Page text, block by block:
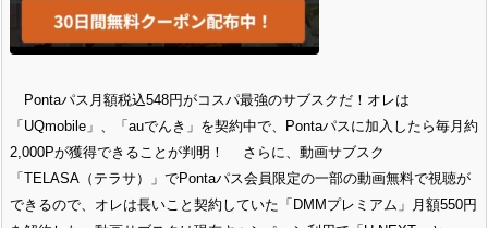
Pontaパス月額税込548円がコスパ最強のサブスクだ！オレは
「UQmobile」、「auでんき」を契約中で、Pontaパスに加入したら毎月約
2,000Pが獲得できることが判明！ さらに、動画サブスク
「TELASA（テラサ）」でPontaパス会員限定の一部の動画無料で視聴が
できるので、オレは長いこと契約していた「DMMプレミアム」月額550円